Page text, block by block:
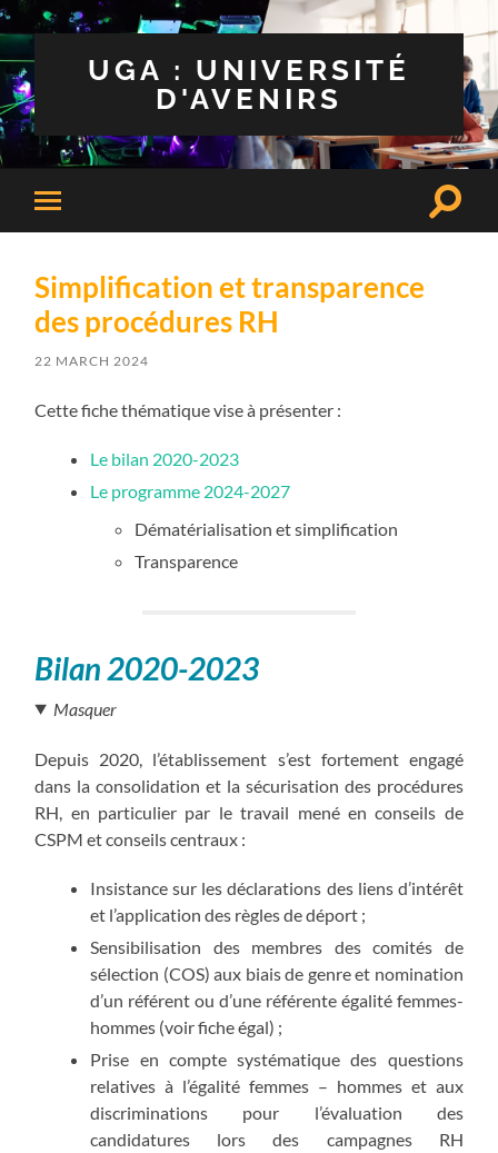
UGA : UNIVERSITÉ
D'AVENIRS
Toggle
mobile
Toggle
Simplification et transparence
des procédures RH
22 MARCH 2024
Cette fiche thématique vise à présenter :
Le bilan 2020-2023
Le programme 2024-2027
Dématérialisation et simplification
Transparence
Bilan 2020-2023
Masquer
Depuis 2020, l’établissement s’est fortement engagé
dans la consolidation et la sécurisation des procédures
RH, en particulier par le travail mené en conseils de
CSPM et conseils centraux :
Insistance sur les déclarations des liens d’intérêt
et l’application des règles de déport ;
Sensibilisation des membres des comités de
sélection (COS) aux biais de genre et nomination
d’un référent ou d’une référente égalité femmes-
hommes (voir fiche égal) ;
Prise en compte systématique des questions
relatives à l’égalité femmes – hommes et aux
discriminations pour l’évaluation des
candidatures lors des campagnes RH